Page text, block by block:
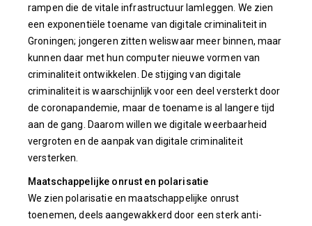
rampen die de vitale infrastructuur lamleggen. We zien
een exponentiële toename van digitale criminaliteit in
Groningen; jongeren zitten weliswaar meer binnen, maar
kunnen daar met hun computer nieuwe vormen van
criminaliteit ontwikkelen. De stijging van digitale
criminaliteit is waarschijnlijk voor een deel versterkt door
de coronapandemie, maar de toename is al langere tijd
aan de gang. Daarom willen we digitale weerbaarheid
vergroten en de aanpak van digitale criminaliteit
versterken.
Maatschappelijke onrust en polarisatie
We zien polarisatie en maatschappelijke onrust
toenemen, deels aangewakkerd door een sterk anti-